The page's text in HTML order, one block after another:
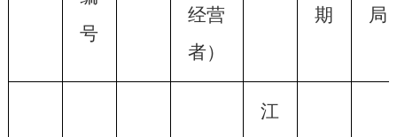
号
经营
者）
期
局
江